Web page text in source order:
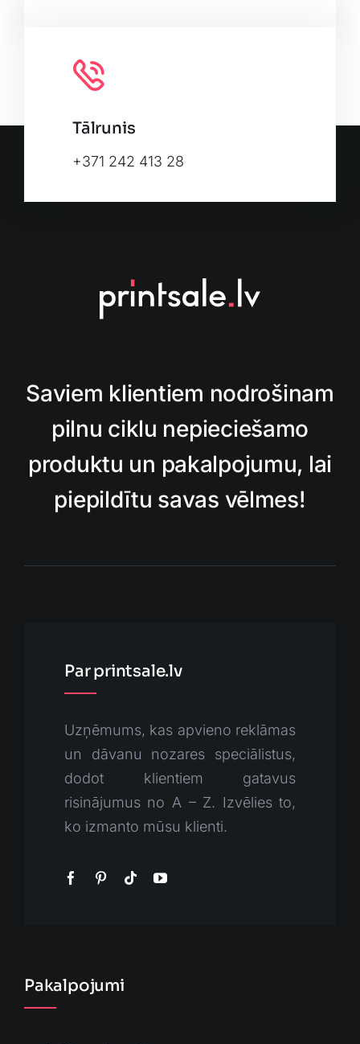
Tālrunis
+371 242 413 28
Saviem klientiem nodrošinam
pilnu ciklu nepieciešamo
produktu un pakalpojumu, lai
piepildītu savas vēlmes!
Par printsale.lv
Uzņēmums, kas apvieno reklāmas
un dāvanu nozares speciālistus,
dodot klientiem gatavus
risinājumus no A – Z. Izvēlies to,
ko izmanto mūsu klienti.
Pakalpojumi